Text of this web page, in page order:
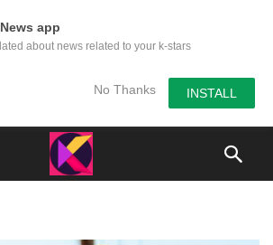
app
about news related to your k-stars
No Thanks INSTALL